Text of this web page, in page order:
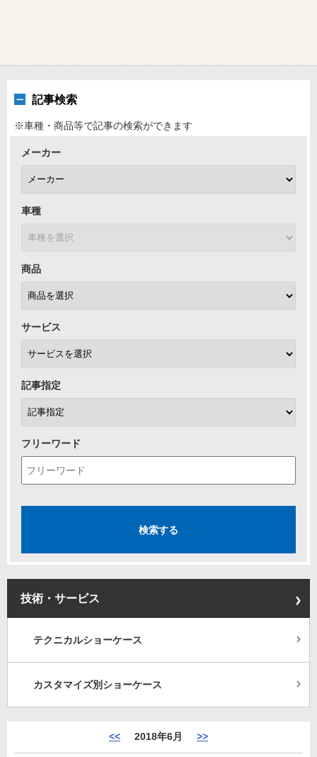
記事検索
※車種・商品等で記事の検索ができます
メーカー
車種
商品
サービス
記事指定
フリーワード
技術・サービス
テクニカルショーケース
カスタマイズ別ショーケース
<< 2018年6月 >>